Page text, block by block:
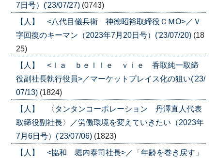
7日号）('23/07/27) (0743)
【人】 <八代目儀兵衛 神徳昭裕取締役ＣＭО>／Ｖ
字回復のキーマン（2023年7月20日号）('23/07/20) (18
25)
【人】 <ｌａ ｂｅｌｌｅ ｖｉｅ 香取純一取締
役副社長執行役員>／マーケットプレイス化の狙い('23/
07/13) (1824)
【人】 〈タンタンコーポレーション 丹澤直人代表
取締役副社長〉／労働環境を変えていきたい（2023年
7月6日号）('23/07/06) (1823)
【人】 <協和 堀内泰司社長>／「年齢を巻き戻す」